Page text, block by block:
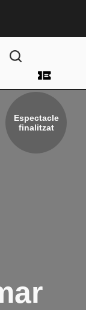
Menú
Espectacle
finalitzat